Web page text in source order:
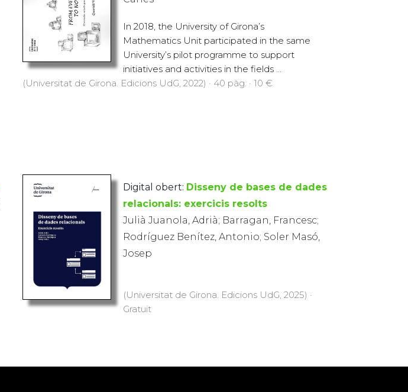
In 2018, the University of Girona’s
Mathematics Unit participated in the same
University’s pilot programme to support
initiatives and activities in the fields ...
(Universitat de Girona. Edicions UdG, 2022) · 40 pàg. · 10 €
Digital obert: Disseny de bases de dades
relacionals: exercicis resolts
Julià Juanola, Adrià; Barragan, Francesc;
Rodríguez Benítez, Antonio; Soler Masó,
Josep
(Universitat de Girona. Edicions UdG, 2025) ·
Gratuït